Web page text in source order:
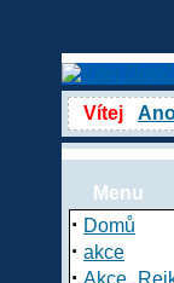
Vítej
Menu
· Domů
· akce
·